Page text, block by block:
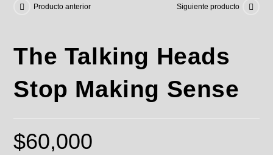
Producto anterior Siguiente producto
The Talking Heads
Stop Making Sense
$60,000